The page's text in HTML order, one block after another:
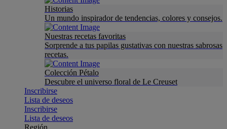
Historias
Un mundo inspirador de tendencias, colores y consejos.
Nuestras recetas favoritas
Sorprende a tus papilas gustativas con nuestras sabrosas
recetas.
Colección Pétalo
Descubre el universo floral de Le Creuset
Inscribirse
Lista de deseos
Inscribirse
Lista de deseos
Región